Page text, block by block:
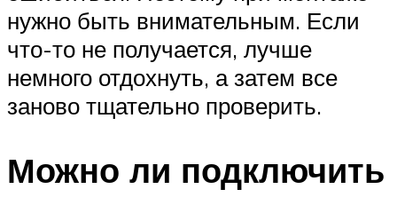
нужно быть внимательным. Если
что-то не получается, лучше
немного отдохнуть, а затем все
заново тщательно проверить.
Можно ли подключить